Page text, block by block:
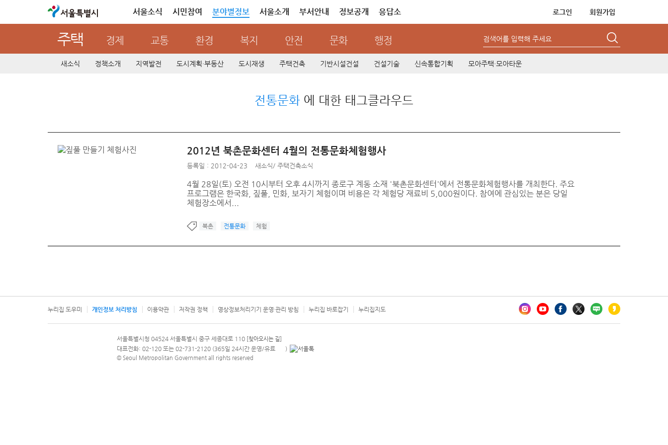
서울특별시 서울소식 시민참여 분야별정보 서울소개 부서안내 정보공개 응답소 로그인 회원가입
주택 경제 교통 환경 복지 안전 문화 행정 검색어를 입력해 주세요
새소식 정책소개 지역발전 도시계획·부동산 도시재생 주택건축 기반시설건설 건설기술 신속통합기획 모아주택·모아타운
전통문화 에 대한 태그클라우드
2012년 북촌문화센터 4월의 전통문화체험행사
등록일 : 2012-04-23 새소식/ 주택건축소식
4월 28일(토) 오전 10시부터 오후 4시까지 종로구 계동 소재 '북촌문화센터'에서 전통문화체험행사를 개최한다. 주요
프로그램은 한국화, 짚풀, 민화, 보자기 체험이며 비용은 각 체험당 재료비 5,000원이다. 참여에 관심있는 분은 당일
체험장소에서...
북촌 전통문화 체험
누리집 도우미 개인정보 처리방침 이용약관 저작권 정책 영상정보처리기기 운영·관리 방침 누리집 바로잡기 누리집지도
문의 전화번호 120, 120 다산콜재단
서울특별시청 04524 서울특별시 중구 세종대로 110 [찾아오시는 길]
대표전화: 02-120 또는 02-731-2120 (365일 24시간 운영/유료 안내팝업 열기
)
© Seoul Metropolitan Government all rights reserved